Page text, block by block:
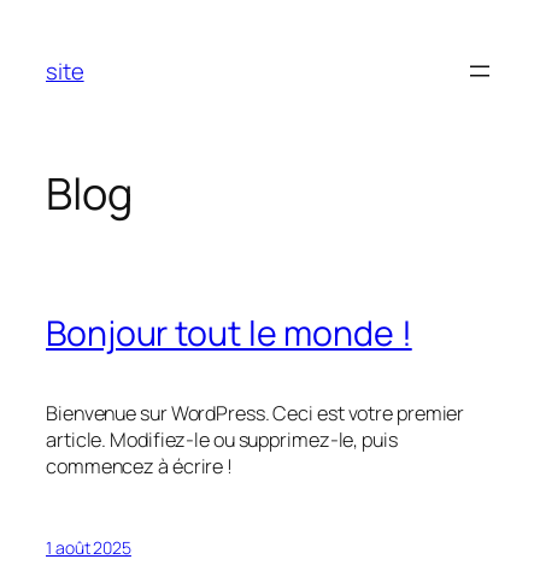
contenu
site
Blog
Bonjour tout le monde !
Bienvenue sur WordPress. Ceci est votre premier
article. Modifiez-le ou supprimez-le, puis
commencez à écrire !
1 août 2025